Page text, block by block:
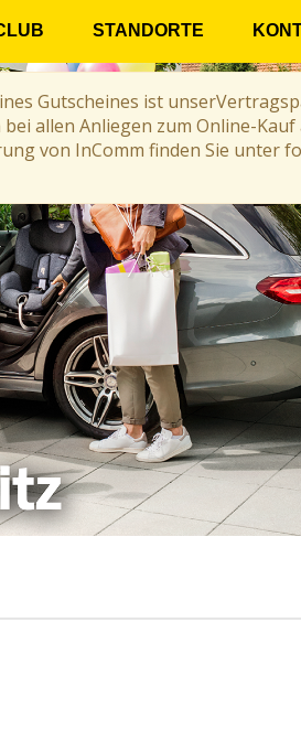
STANDORTE
Gutscheines ist
bei allen Anliegen zum Online-
von InComm finden Sie unter